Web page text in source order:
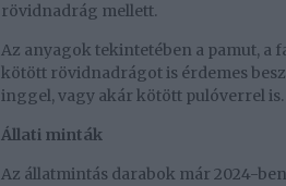
rövidnadrág mellett.
Az anyagok tekintetében a pamut, a
kötött rövidnadrágot is érdemes
inggel, vagy akár kötött pulóverrel is.
Állati minták
Az állatmintás darabok már 2024-